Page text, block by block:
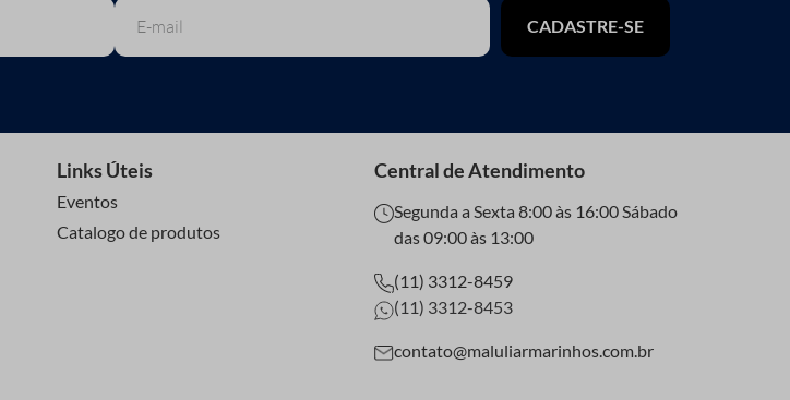
CADASTRE-SE
Links Úteis
Eventos
Catalogo de produtos
Central de Atendimento
Segunda a Sexta 8:00 às 16:00 Sábado
das 09:00 às 13:00
(11) 3312-8459
(11) 3312-8453
contato@maluliarmarinhos.com.br